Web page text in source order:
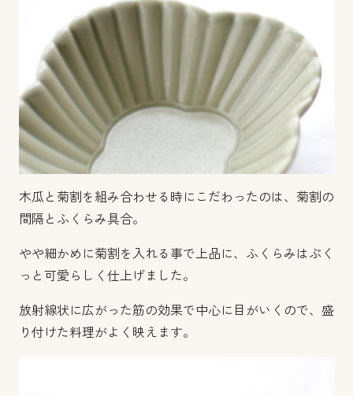
木瓜と菊割を組み合わせる時にこだわったのは、菊割の
間隔とふくらみ具合。
やや細かめに菊割を入れる事で上品に、ふくらみはぷく
っと可愛らしく仕上げました。
放射線状に広がった筋の効果で中心に目がいくので、盛
り付けた料理がよく映えます。